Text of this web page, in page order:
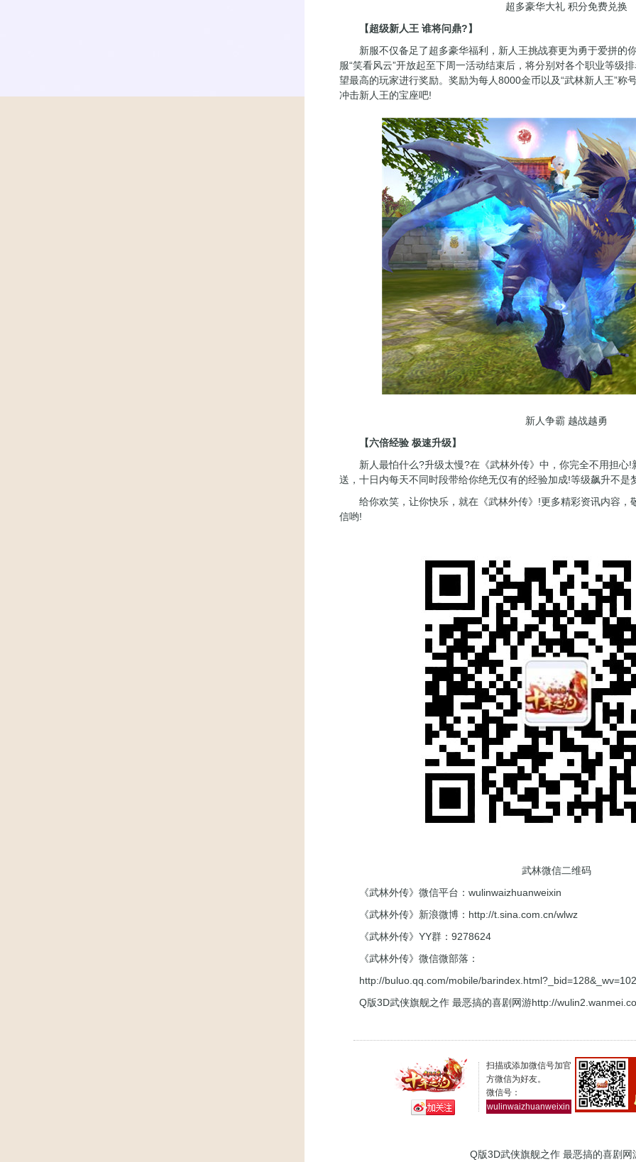
超多豪华大礼 积分免费兑换
【超级新人王 谁将问鼎?】
新服不仅备足了超多豪华福利，新人王挑战赛更为勇于爱拼的
服“笑看风云”开放起至下周一活动结束后，将分别对各个职业等级
望最高的玩家进行奖励。奖励为每人8000金币以及“武林新人王”称
冲击新人王的宝座吧!
新人争霸 越战越勇
【六倍经验 极速升级】
新人最怕什么?升级太慢?在《武林外传》中，你完全不用担心!
送，十日内每天不同时段带给你绝无仅有的经验加成!等级飙升不是
给你欢笑，让你快乐，就在《武林外传》!更多精彩资讯内容，
信哟!
武林微信二维码
《武林外传》微信平台：wulinwaizhuanweixin
《武林外传》新浪微博： http://t.sina.com.cn/wlwz
《武林外传》YY群：9278624
《武林外传》微信微部落：
http://buluo.qq.com/mobile/
Q版3D武侠旗舰之作 最恶搞的喜剧网游http://
扫描或添加微信号加官
方微信为好友。
微信号：
wulinwaizhuanweixin
Q版3D武侠旗舰之作 最恶搞的喜剧网